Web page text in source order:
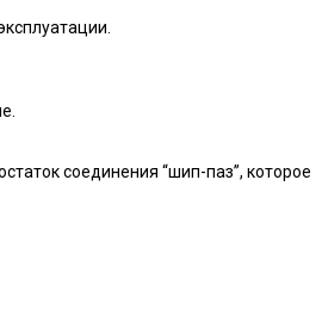
соединения “шип-паз”, которое